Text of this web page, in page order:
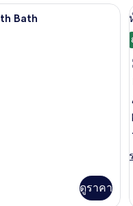
Bath
ดูราคา